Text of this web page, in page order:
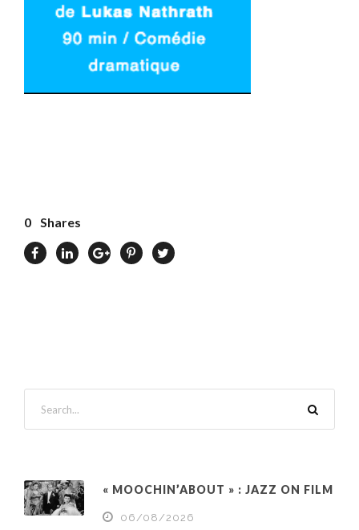
0 Shares
« MOOCHIN’ABOUT » : JAZZ ON FILM
06/08/2026